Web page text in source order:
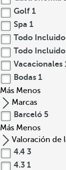
Golf 1
Spa 1
Todo Incluido
Todo
Vacacionales
Bodas 1
Más Menos
Marcas
Barceló 5
Más Menos
Valoración de
4.4 3
4.3 1